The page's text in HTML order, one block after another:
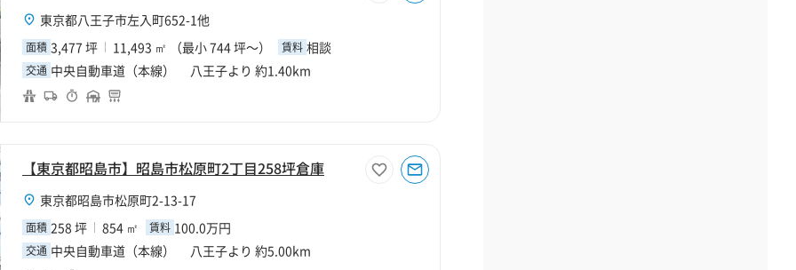
東京都八王子市左入町652-1他
面積 3,477 坪 11,493 ㎡ （最小 744 坪～） 賃料 相談
交通 中央自動車道（本線） 八王子より 約1.40km
【東京都昭島市】昭島市松原町2丁目258坪倉庫
東京都昭島市松原町2-13-17
面積 258 坪 854 ㎡ 賃料 100.0万円
交通 中央自動車道（本線） 八王子より 約5.00km